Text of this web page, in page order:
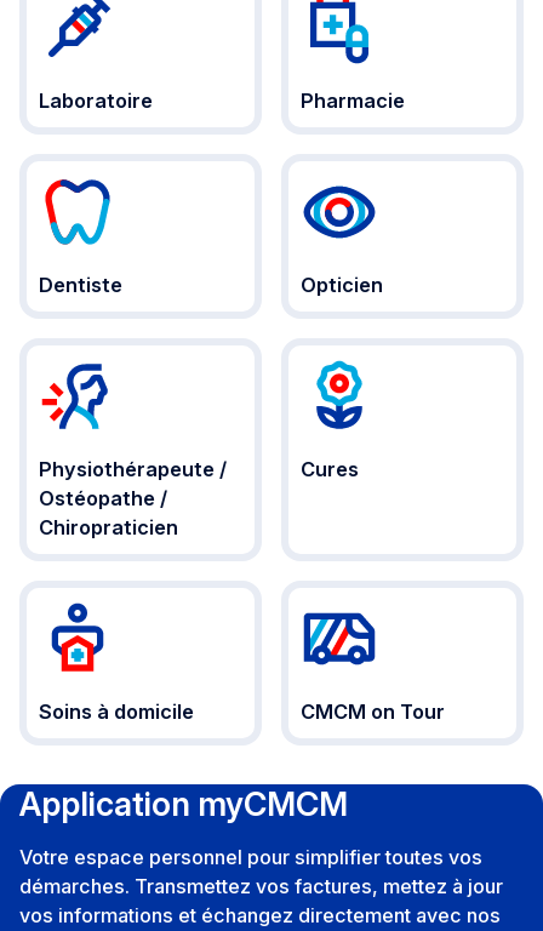
Laboratoire Pharmacie
Dentiste Opticien
Physiothérapeute /
Ostéopathe /
Chiropraticien
Cures
Soins à domicile CMCM on Tour
Application myCMCM
Votre espace personnel pour simplifier toutes vos
démarches. Transmettez vos factures, mettez à jour
vos informations et échangez directement avec nos